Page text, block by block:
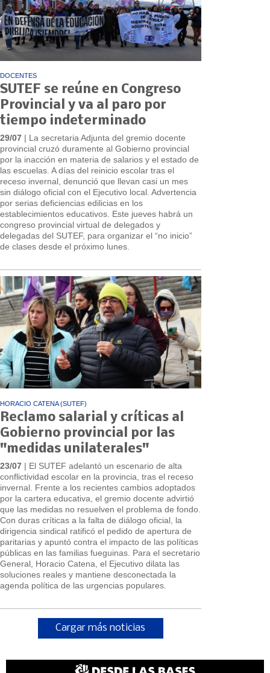
DOCENTES
SUTEF se reúne en Congreso
Provincial y va al paro por
tiempo indeterminado
29/07 | La secretaria Adjunta del gremio docente
provincial cruzó duramente al Gobierno provincial
por la inacción en materia de salarios y el estado de
las escuelas. A días del reinicio escolar tras el
receso invernal, denunció que llevan casi un mes
sin diálogo oficial con el Ejecutivo local. Advertencia
por serias deficiencias edilicias en los
establecimientos educativos. Este jueves habrá un
congreso provincial virtual de delegados y
delegadas del SUTEF, para organizar el “no inicio”
de clases desde el próximo lunes.
HORACIO CATENA (SUTEF)
Reclamo salarial y críticas al
Gobierno provincial por las
"medidas unilaterales"
23/07 | El SUTEF adelantó un escenario de alta
conflictividad escolar en la provincia, tras el receso
invernal. Frente a los recientes cambios adoptados
por la cartera educativa, el gremio docente advirtió
que las medidas no resuelven el problema de fondo.
Con duras críticas a la falta de diálogo oficial, la
dirigencia sindical ratificó el pedido de apertura de
paritarias y apuntó contra el impacto de las políticas
públicas en las familias fueguinas. Para el secretario
General, Horacio Catena, el Ejecutivo dilata las
soluciones reales y mantiene desconectada la
agenda política de las urgencias populares.
Cargar más noticias